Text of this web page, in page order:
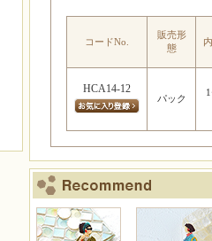
コードNo.
販売形
態
HCA14-12
パック